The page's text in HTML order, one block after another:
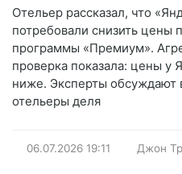
Отельер рассказал, что
потребовали снизить цены
программы «Премиум».
проверка показала: цены у
ниже. Эксперты
отельеры деля
06.07.2026 19:11 Джон